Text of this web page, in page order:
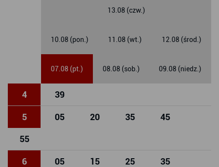
07.08 (pt.) 08.08 (sob.) 09.08 (niedz.)
10.08 (pon.) 11.08 (wt.) 12.08 (środ.)
13.08 (czw.)
4 39
5 05 20 35 45
55
6 05 15 25 35